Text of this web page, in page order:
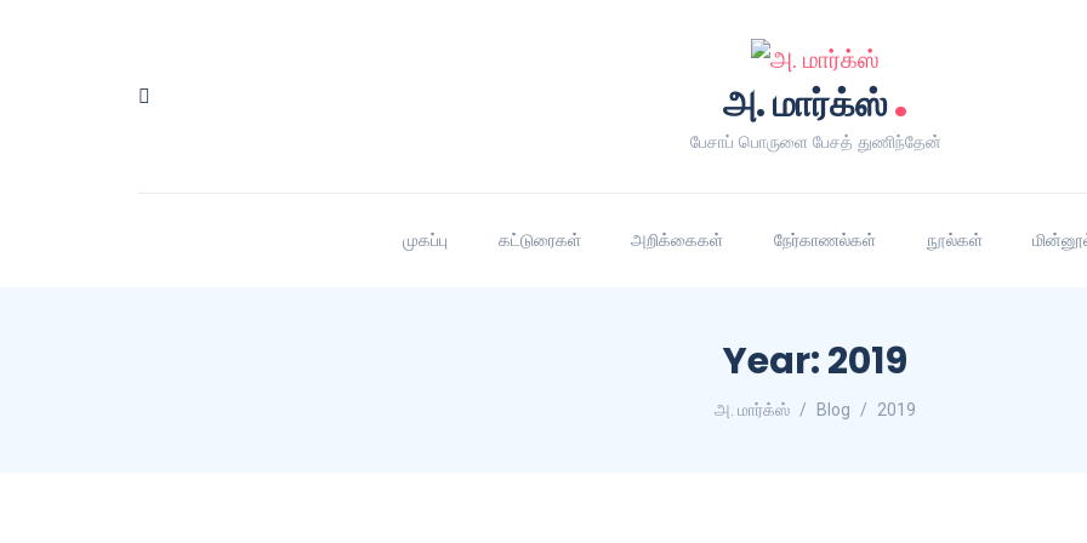
அ. மார்க்ஸ்.
பேசாப் பொருளை பேசத் துணிந்தேன்
முகப்பு கட்டுரைகள் அறிக்கைகள் நேர்காணல்கள் நூல்கள்
Year:2019
அ. மார்க்ஸ் Blog 2019